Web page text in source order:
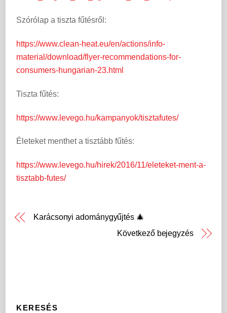
Szórólap a tiszta fűtésről:
https://www.clean-heat.eu/en/actions/info-
material/download/flyer-recommendations-for-
consumers-hungarian-23.html
Tiszta fűtés:
https://www.levego.hu/kampanyok/tisztafutes/
Életeket menthet a tisztább fűtés:
https://www.levego.hu/hirek/2016/11/eleteket-ment-a-
tisztabb-futes/
Karácsonyi adománygyűjtés 🎄
Következő bejegyzés
KERESÉS